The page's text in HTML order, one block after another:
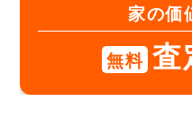
家の価
無料 査